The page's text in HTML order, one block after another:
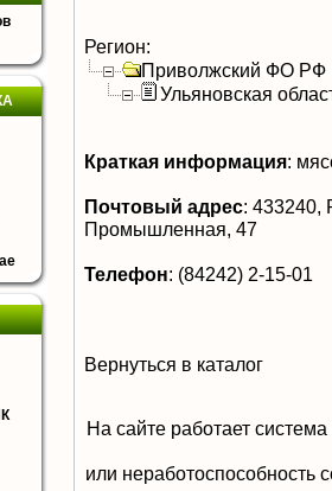
Регион:
Приволжский ФО РФ
Ульяновская
Краткая информация:
Почтовый адрес: 433240,
Промышленная, 47
Телефон: (84242) 2-15-01
Вернуться в каталог
На сайте работает
или неработоспособность